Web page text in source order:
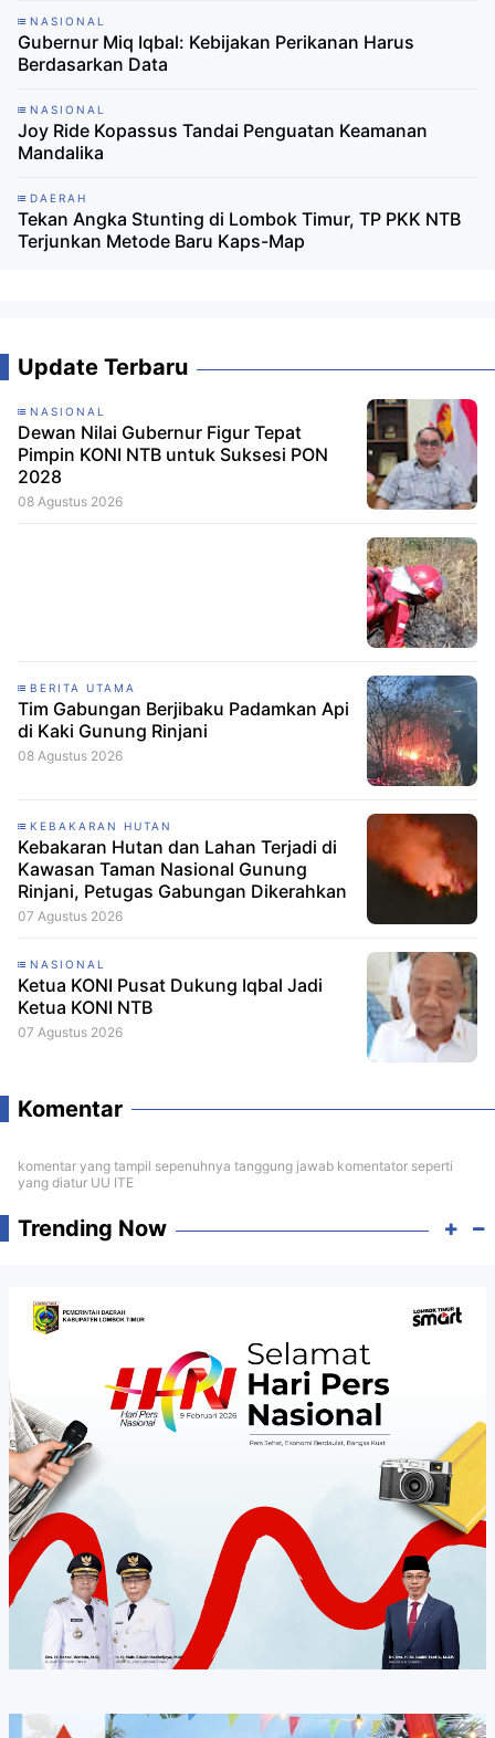
NASIONAL
Gubernur Miq Iqbal: Kebijakan Perikanan Harus
Berdasarkan Data
NASIONAL
Joy Ride Kopassus Tandai Penguatan Keamanan
Mandalika
DAERAH
Tekan Angka Stunting di Lombok Timur, TP PKK NTB
Terjunkan Metode Baru Kaps-Map
Update Terbaru
NASIONAL
Dewan Nilai Gubernur Figur Tepat
Pimpin KONI NTB untuk Suksesi PON
2028
08 Agustus 2026
BERITA UTAMA
Tim Gabungan Berjibaku Padamkan Api
di Kaki Gunung Rinjani
08 Agustus 2026
KEBAKARAN HUTAN
Kebakaran Hutan dan Lahan Terjadi di
Kawasan Taman Nasional Gunung
Rinjani, Petugas Gabungan Dikerahkan
07 Agustus 2026
NASIONAL
Ketua KONI Pusat Dukung Iqbal Jadi
Ketua KONI NTB
07 Agustus 2026
Komentar
komentar yang tampil sepenuhnya tanggung jawab komentator seperti
yang diatur UU ITE
Trending Now